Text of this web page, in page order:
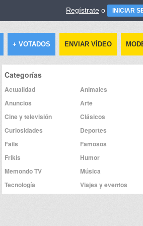
Regístrate o INICIAR
+ VOTADOS ENVIAR VÍDEO
Categorías
Actualidad
Animales
Anuncios
Arte
Cine y televisión
Clásicos
Curiosidades
Deportes
Fails
Famosos
Frikis
Humor
Memondo TV
Música
Tecnología
Viajes y eventos